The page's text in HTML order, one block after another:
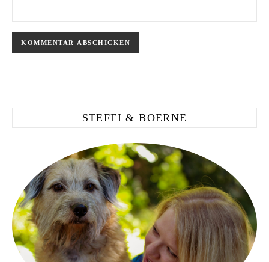
STEFFI & BOERNE